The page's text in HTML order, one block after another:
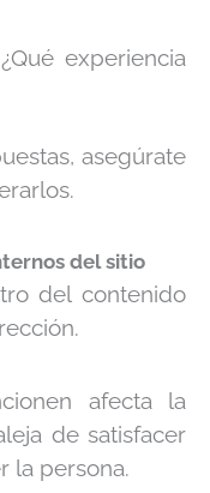
experiencia
asegúrate
del sitio
del contenido
afecta la
de satisfacer
la persona.